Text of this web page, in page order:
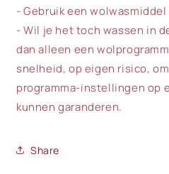
- Gebruik een
- Wil je het toch wassen in
dan alleen een
snelheid, op eigen risico,
programma-instellingen op
kunnen garanderen.
Share